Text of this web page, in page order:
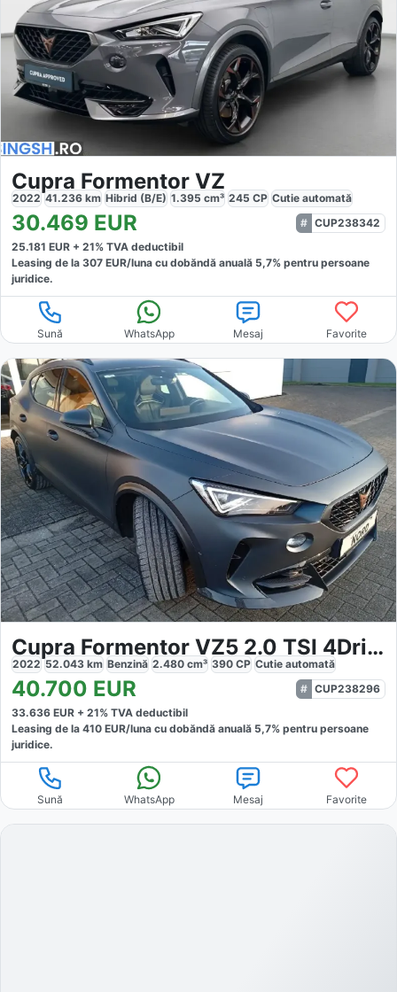
Cupra Formentor VZ
2022 41.236 km Hibrid (B/E) 1.395 cm³ 245 CP Cutie automată
30.469 EUR
CUP238342
25.181 EUR + 21% TVA deductibil
Leasing de la 307 EUR/luna cu dobăndă anuală 5,7% pentru persoane
juridice.
Sună WhatsApp Mesaj Favorite
Cupra Formentor VZ5 2.0 TSI 4Drive
2022 52.043 km Benzină 2.480 cm³ 390 CP Cutie automată
40.700 EUR
CUP238296
33.636 EUR + 21% TVA deductibil
Leasing de la 410 EUR/luna cu dobăndă anuală 5,7% pentru persoane
juridice.
Sună WhatsApp Mesaj Favorite